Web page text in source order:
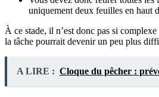
uniquement deux feuilles en haut
À ce stade, il n’est donc pas si
la tâche pourrait devenir un peu plus
A LIRE : Cloque du pêcher :